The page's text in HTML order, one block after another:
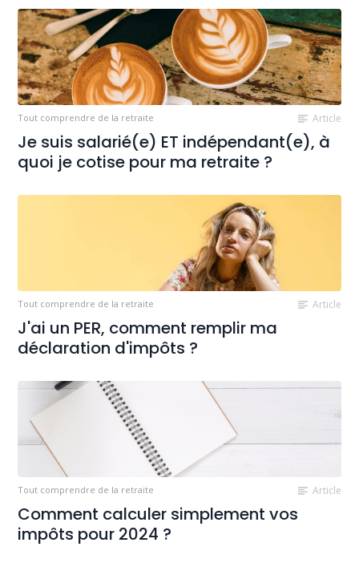
Tout comprendre de la retraite Article
Je suis salarié(e) ET indépendant(e), à
quoi je cotise pour ma retraite ?
Tout comprendre de la retraite Article
J'ai un PER, comment remplir ma
déclaration d'impôts ?
Tout comprendre de la retraite Article
Comment calculer simplement vos
impôts pour 2024 ?